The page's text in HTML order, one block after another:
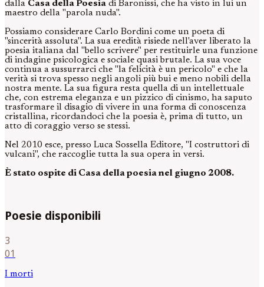
dalla Casa della Poesia di Baronissi, che ha visto in lui un
maestro della "parola nuda".
Possiamo considerare Carlo Bordini come un poeta di
"sincerità assoluta". La sua eredità risiede nell'aver liberato la
poesia italiana dal "bello scrivere" per restituirle una funzione
di indagine psicologica e sociale quasi brutale. La sua voce
continua a sussurrarci che "la felicità è un pericolo" e che la
verità si trova spesso negli angoli più bui e meno nobili della
nostra mente. La sua figura resta quella di un intellettuale
che, con estrema eleganza e un pizzico di cinismo, ha saputo
trasformare il disagio di vivere in una forma di conoscenza
cristallina, ricordandoci che la poesia è, prima di tutto, un
atto di coraggio verso se stessi.
Nel 2010 esce, presso Luca Sossella Editore, "I costruttori di
vulcani", che raccoglie tutta la sua opera in versi.
È stato ospite di Casa della poesia nel giugno 2008.
Poesie disponibili
3
01
I morti